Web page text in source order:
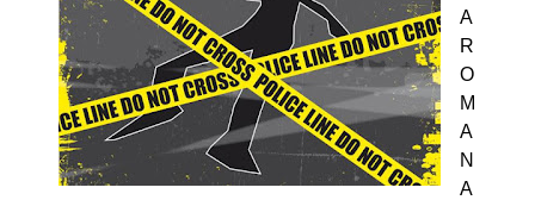
A
R
O
M
A
N
A